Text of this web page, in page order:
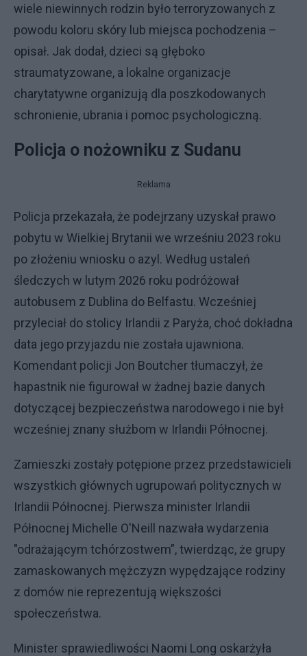
wiele niewinnych rodzin było terroryzowanych z
powodu koloru skóry lub miejsca pochodzenia –
opisał. Jak dodał, dzieci są głęboko
straumatyzowane, a lokalne organizacje
charytatywne organizują dla poszkodowanych
schronienie, ubrania i pomoc psychologiczną.
Policja o nożowniku z Sudanu
Reklama
Policja przekazała, że podejrzany uzyskał prawo
pobytu w Wielkiej Brytanii we wrześniu 2023 roku
po złożeniu wniosku o azyl. Według ustaleń
śledczych w lutym 2026 roku podróżował
autobusem z Dublina do Belfastu. Wcześniej
przyleciał do stolicy Irlandii z Paryża, choć dokładna
data jego przyjazdu nie została ujawniona.
Komendant policji Jon Boutcher tłumaczył, że
hapastnik nie figurował w żadnej bazie danych
dotyczącej bezpieczeństwa narodowego i nie był
wcześniej znany służbom w Irlandii Północnej.
Zamieszki zostały potępione przez przedstawicieli
wszystkich głównych ugrupowań politycznych w
Irlandii Północnej. Pierwsza minister Irlandii
Północnej Michelle O'Neill nazwała wydarzenia
"odrażającym tchórzostwem”, twierdząc, że grupy
zamaskowanych mężczyzn wypędzające rodziny
z domów nie reprezentują większości
społeczeństwa.
Minister sprawiedliwości Naomi Long oskarżyła